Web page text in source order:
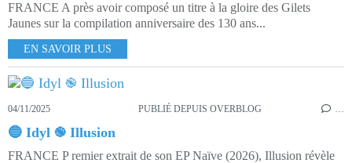
FRANCE A près avoir composé un titre à la gloire des Gilets
Jaunes sur la compilation anniversaire des 130 ans...
EN SAVOIR PLUS
04/11/2025 PUBLIÉ DEPUIS OVERBLOG
🔵 Idyl ֎ Illusion
FRANCE P remier extrait de son EP Naïve (2026), Illusion révèle